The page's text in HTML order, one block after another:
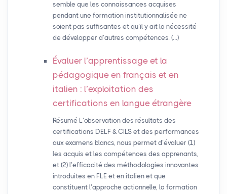
semble que les connaissances acquises
pendant une formation institutionnalisée ne
soient pas suffisantes et qu’il y ait la nécessité
de développer d’autres compétences. (…)
Évaluer l’apprentissage et la
pédagogique en français et en
italien : l’exploitation des
certifications en langue étrangère
Résumé L’observation des résultats des
certifications DELF & CILS et des performances
aux examens blancs, nous permet d’évaluer (1)
les acquis et les compétences des apprenants,
et (2) l’efficacité des méthodologies innovantes
introduites en FLE et en italien et que
constituent l’approche actionnelle, la formation